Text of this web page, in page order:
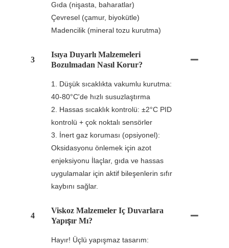
Gıda (nişasta, baharatlar)
Çevresel (çamur, biyokütle)
Madencilik (mineral tozu kurutma)
3
Isıya Duyarlı Malzemeleri
Bozulmadan Nasıl Korur?
1. Düşük sıcaklıkta vakumlu kurutma:
40-80°C'de hızlı susuzlaştırma
2. Hassas sıcaklık kontrolü: ±2°C PID
kontrolü + çok noktalı sensörler
3. İnert gaz koruması (opsiyonel):
Oksidasyonu önlemek için azot
enjeksiyonu İlaçlar, gıda ve hassas
uygulamalar için aktif bileşenlerin sıfır
kaybını sağlar.
4
Viskoz Malzemeler Iç Duvarlara
Yapışır Mı?
Hayır! Üçlü yapışmaz tasarım: